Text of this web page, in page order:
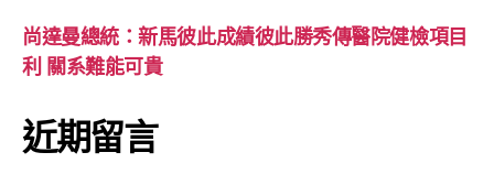
尚達曼總統：新馬彼此成績彼此勝秀傳醫院健檢項目
利 關系難能可貴
近期留言